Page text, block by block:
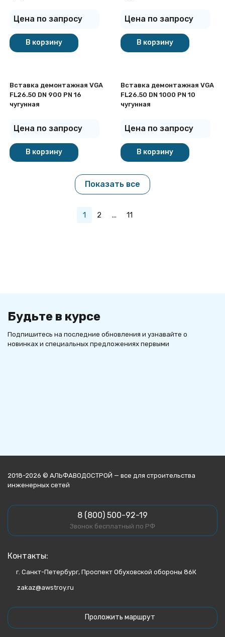
Цена по запросу
В корзину
Цена по запросу
В корзину
Вставка демонтажная VGA
FL26.50 DN 900 PN 16
чугунная
Цена по запросу
В корзину
Вставка демонтажная VGA
FL26.50 DN 1000 PN 10
чугунная
Цена по запросу
В корзину
Показать все
1 2 ... 11
Будьте в курсе
Подпишитесь на последние обновления и узнавайте о
новинках и специальных предложениях первыми
2018-2026 © АЛЬФАВОДОСТРОЙ — все для строительства
инженерных сетей
8 (800) 500-92-19
Звонок бесплатный по РФ
Контакты:
г. Санкт-Петербург, Проспект Обуховской обороны 86К
zakaz@awstroy.ru
Проложить маршрут